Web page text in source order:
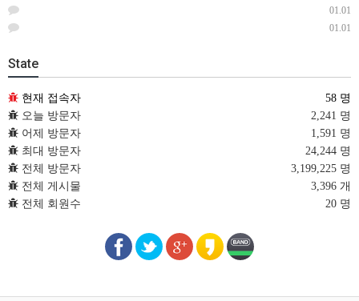
01.01
01.01
State
현재 접속자
58 명
오늘 방문자
2,241 명
어제 방문자
1,591 명
최대 방문자
24,244 명
전체 방문자
3,199,225 명
전체 게시물
3,396 개
전체 회원수
20 명